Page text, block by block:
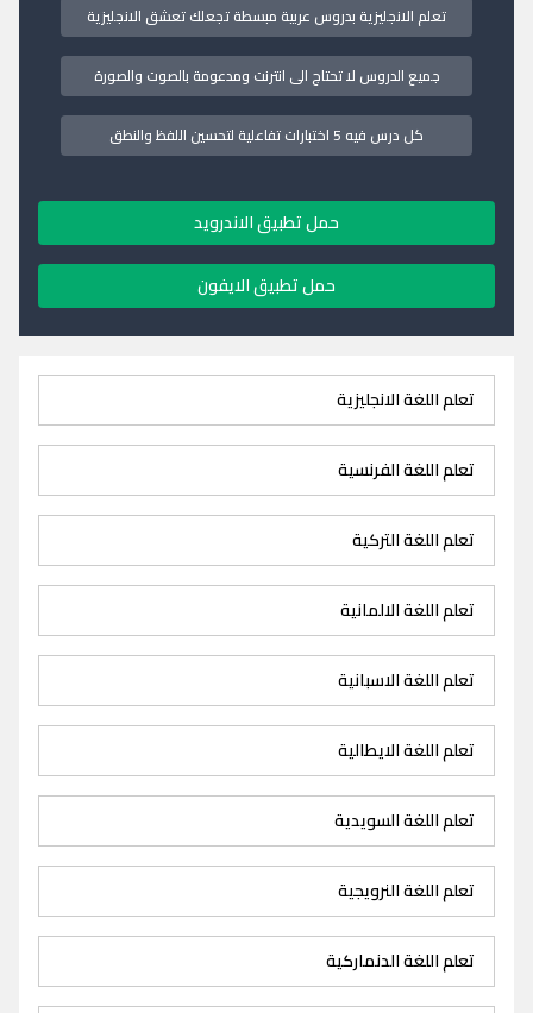
تعلم الانجليزية بدروس عربية مبسطة تجعلك تعشق الانجليزية
جميع الدروس لا تحتاج الى انترنت ومدعومة بالصوت والصورة
كل درس فيه 5 اختبارات تفاعلية لتحسين اللفظ والنطق
حمل تطبيق الاندرويد
حمل تطبيق الايفون
تعلم اللغة الانجليزية
تعلم اللغة الفرنسية
تعلم اللغة التركية
تعلم اللغة الالمانية
تعلم اللغة الاسبانية
تعلم اللغة الايطالية
تعلم اللغة السويدية
تعلم اللغة النرويجية
تعلم اللغة الدنماركية